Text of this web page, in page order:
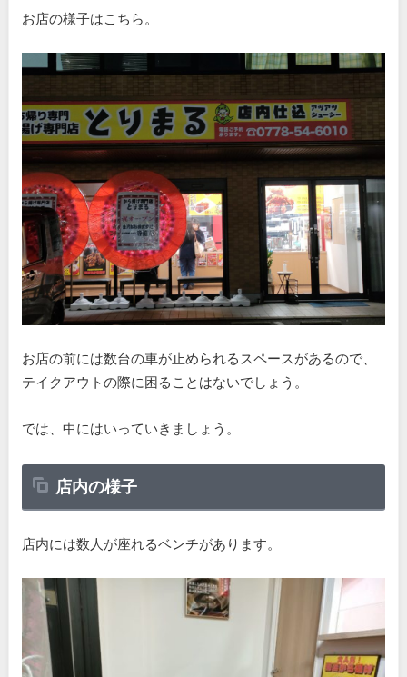
お店の様子はこちら。
お店の前には数台の車が止められるスペースがあるので、
テイクアウトの際に困ることはないでしょう。
では、中にはいっていきましょう。
店内の様子
店内には数人が座れるベンチがあります。